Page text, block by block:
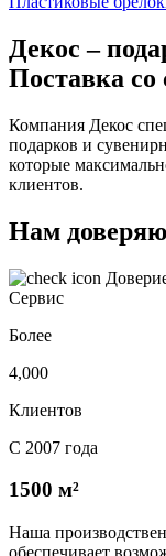
Декос –
Поставка со
Компания Декос
подарков и
которые
клиентов.
Нам
Сервис
Более
4,000
Клиентов
С 2007 года
1500 м²
Наша
обеспечивает